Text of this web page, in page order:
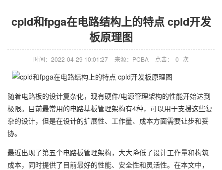
cpld和fpga在电路结构上的特点 cpld开发
板原理图
时间：2022-04-29 10:01:27 来源：PCBA 点击： 0 次
随着电路板的设计复杂化，现有硬件/电源管理架构的性能开始达到
极限。目前最常用的电路基板管理架构有4种，可以用于支援这些复
杂的设计，但是在设计的扩展性、工作量、成本方面需要让步和妥
协。
最近出现了第五个电路板管理架构，大大降低了设计工作量和构筑
成本，同时提供了目前最好的性能、安全性和灵活性。在本文中，